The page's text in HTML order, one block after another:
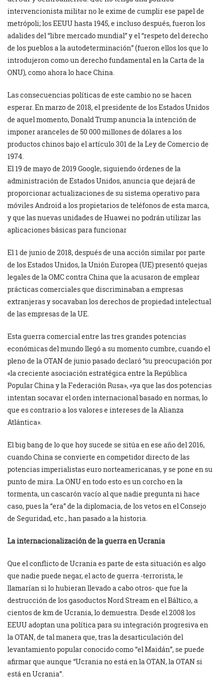
intervencionista militar no le exime de cumplir ese papel de
metrópoli; los EEUU hasta 1945, e incluso después, fueron los
adalides del “libre mercado mundial” y el “respeto del derecho
de los pueblos a la autodeterminación” (fueron ellos los que lo
introdujeron como un derecho fundamental en la Carta de la
ONU), como ahora lo hace China.
Las consecuencias políticas de este cambio no se hacen
esperar. En marzo de 2018, el presidente de los Estados Unidos
de aquel momento, Donald Trump anuncia la intención de
imponer aranceles de 50 000 millones de dólares a los
productos chinos bajo el artículo 301 de la Ley de Comercio de
1974.
El 19 de mayo de 2019 Google, siguiendo órdenes de la
administración de Estados Unidos, anuncia que dejará de
proporcionar actualizaciones de su sistema operativo para
móviles Android a los propietarios de teléfonos de esta marca,
y que las nuevas unidades de Huawei no podrán utilizar las
aplicaciones básicas para funcionar
El 1 de junio de 2018, después de una acción similar por parte
de los Estados Unidos, la Unión Europea (UE) presentó quejas
legales de la OMC contra China que la acusaron de emplear
prácticas comerciales que discriminaban a empresas
extranjeras y socavaban los derechos de propiedad intelectual
de las empresas de la UE.
Esta guerra comercial entre las tres grandes potencias
económicas del mundo llegó a su momento cumbre, cuando el
pleno de la OTAN de junio pasado declaró “su preocupación por
«la creciente asociación estratégica entre la República
Popular China y la Federación Rusa», «ya que las dos potencias
intentan socavar el orden internacional basado en normas, lo
que es contrario a los valores e intereses de la Alianza
Atlántica».
El big bang de lo que hoy sucede se sitúa en ese año del 2016,
cuando China se convierte en competidor directo de las
potencias imperialistas euro norteamericanas, y se pone en su
punto de mira. La ONU en todo esto es un corcho en la
tormenta, un cascarón vacío al que nadie pregunta ni hace
caso, pues la “era” de la diplomacia, de los vetos en el Consejo
de Seguridad, etc., han pasado a la historia.
La internacionalización de la guerra en Ucrania
Que el conflicto de Ucrania es parte de esta situación es algo
que nadie puede negar, el acto de guerra -terrorista, le
llamarían si lo hubieran llevado a cabo otros- que fue la
destrucción de los gasoductos Nord Stream en el Báltico, a
cientos de km de Ucrania, lo demuestra. Desde el 2008 los
EEUU adoptan una política para su integración progresiva en
la OTAN, de tal manera que, tras la desarticulación del
levantamiento popular conocido como “el Maidán”, se puede
afirmar que aunque “Ucrania no está en la OTAN, la OTAN si
está en Ucrania”.